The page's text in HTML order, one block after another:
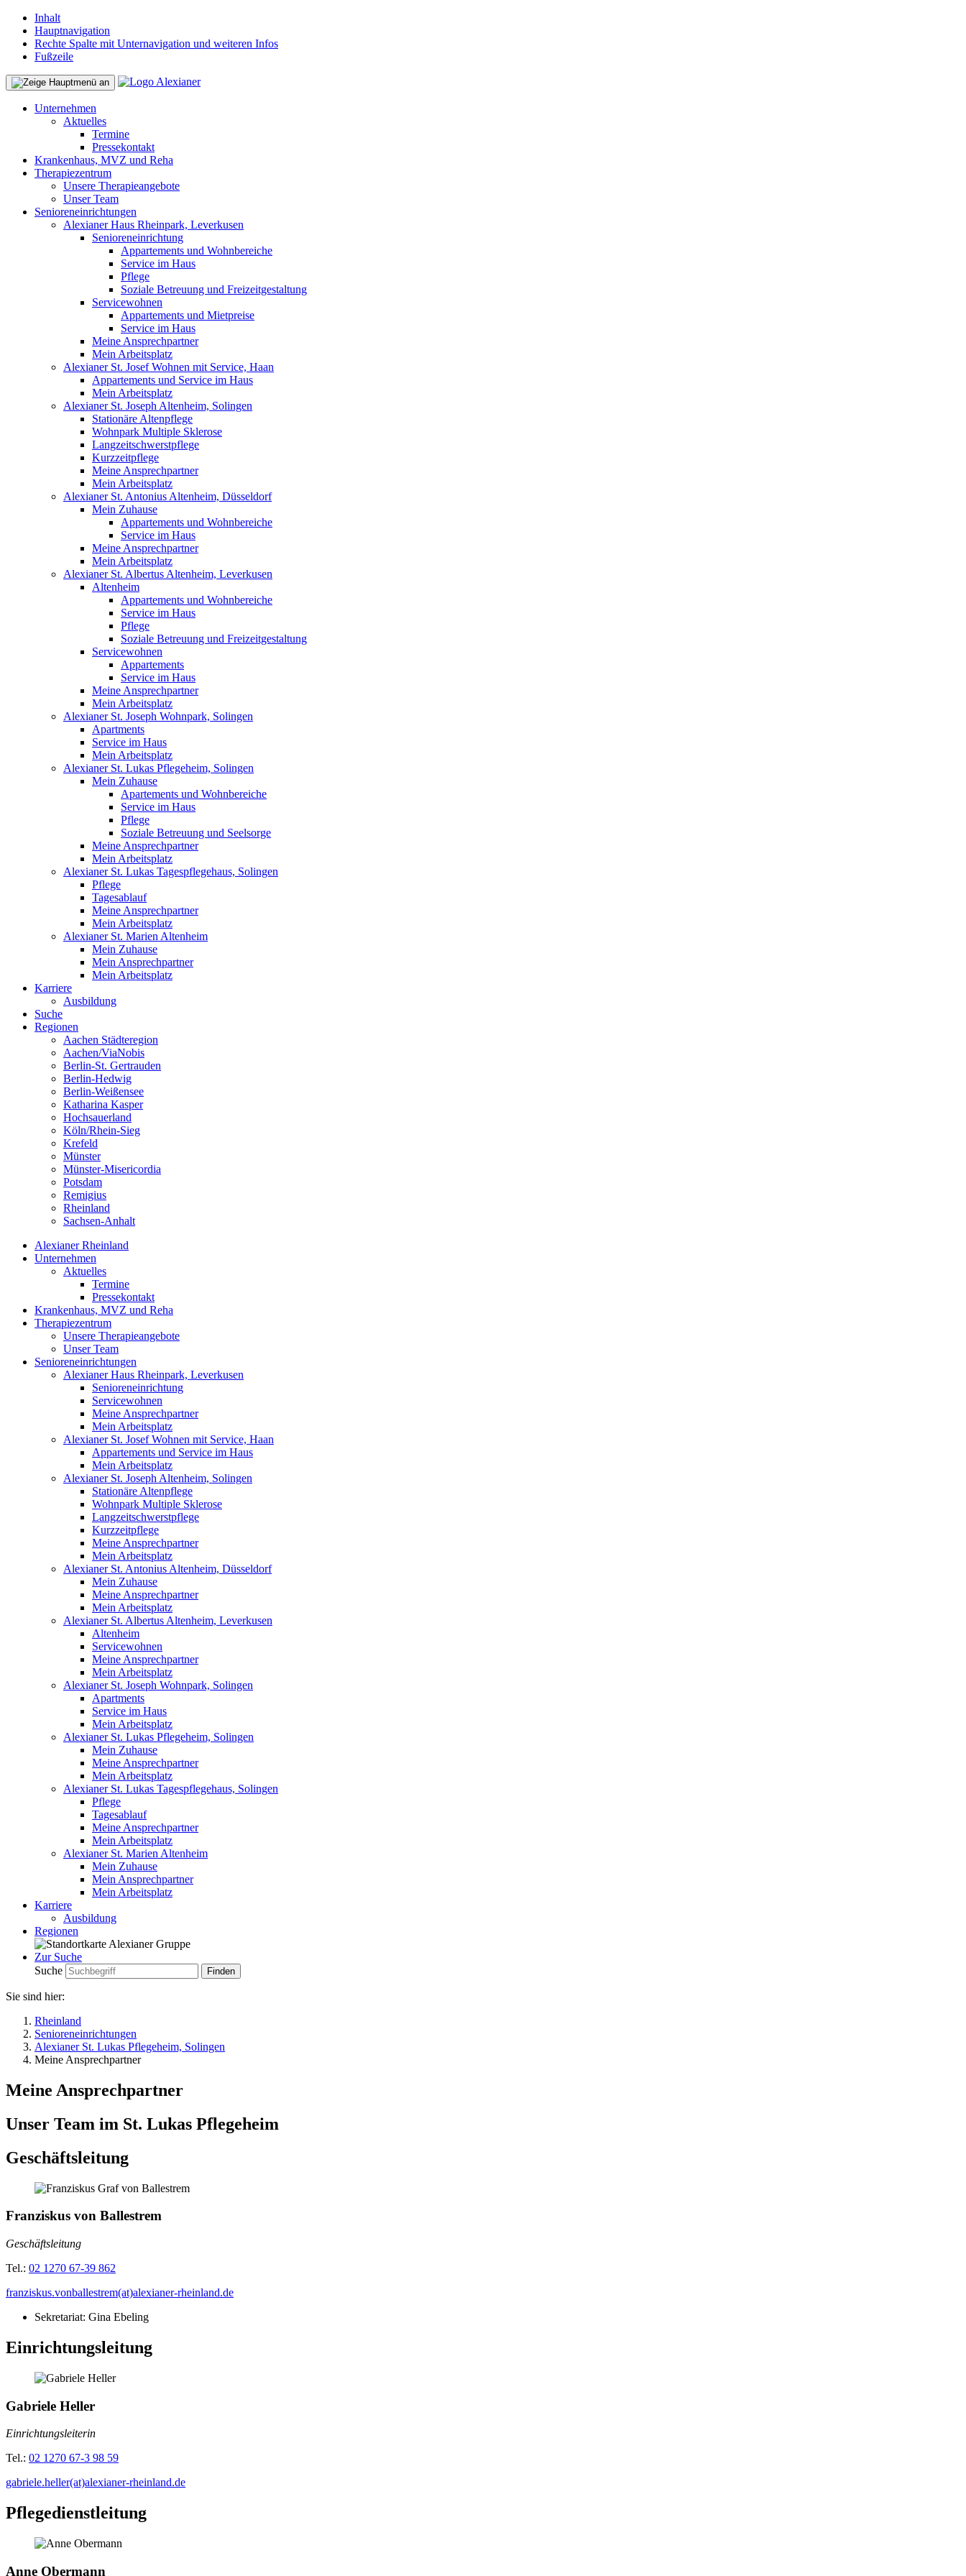
Inhalt
Hauptnavigation
Rechte Spalte mit Unternavigation und weiteren Infos
Fußzeile
Unternehmen
Aktuelles
Termine
Pressekontakt
Krankenhaus, MVZ und Reha
Therapiezentrum
Unsere Therapieangebote
Unser Team
Senioreneinrichtungen
Alexianer Haus Rheinpark, Leverkusen
Senioreneinrichtung
Appartements und Wohnbereiche
Service im Haus
Pflege
Soziale Betreuung und Freizeitgestaltung
Servicewohnen
Appartements und Mietpreise
Service im Haus
Meine Ansprechpartner
Mein Arbeitsplatz
Alexianer St. Josef Wohnen mit Service, Haan
Appartements und Service im Haus
Mein Arbeitsplatz
Alexianer St. Joseph Altenheim, Solingen
Stationäre Altenpflege
Wohnpark Multiple Sklerose
Langzeitschwerstpflege
Kurzzeitpflege
Meine Ansprechpartner
Mein Arbeitsplatz
Alexianer St. Antonius Altenheim, Düsseldorf
Mein Zuhause
Appartements und Wohnbereiche
Service im Haus
Meine Ansprechpartner
Mein Arbeitsplatz
Alexianer St. Albertus Altenheim, Leverkusen
Altenheim
Appartements und Wohnbereiche
Service im Haus
Pflege
Soziale Betreuung und Freizeitgestaltung
Servicewohnen
Appartements
Service im Haus
Meine Ansprechpartner
Mein Arbeitsplatz
Alexianer St. Joseph Wohnpark, Solingen
Apartments
Service im Haus
Mein Arbeitsplatz
Alexianer St. Lukas Pflegeheim, Solingen
Mein Zuhause
Apartements und Wohnbereiche
Service im Haus
Pflege
Soziale Betreuung und Seelsorge
Meine Ansprechpartner
Mein Arbeitsplatz
Alexianer St. Lukas Tagespflegehaus, Solingen
Pflege
Tagesablauf
Meine Ansprechpartner
Mein Arbeitsplatz
Alexianer St. Marien Altenheim
Mein Zuhause
Mein Ansprechpartner
Mein Arbeitsplatz
Karriere
Ausbildung
Suche
Regionen
Aachen Städteregion
Aachen/ViaNobis
Berlin-St. Gertrauden
Berlin-Hedwig
Berlin-Weißensee
Katharina Kasper
Hochsauerland
Köln/Rhein-Sieg
Krefeld
Münster
Münster-Misericordia
Potsdam
Remigius
Rheinland
Sachsen-Anhalt
Alexianer Rheinland
Unternehmen
Aktuelles
Termine
Pressekontakt
Krankenhaus, MVZ und Reha
Therapiezentrum
Unsere Therapieangebote
Unser Team
Senioreneinrichtungen
Alexianer Haus Rheinpark, Leverkusen
Senioreneinrichtung
Servicewohnen
Meine Ansprechpartner
Mein Arbeitsplatz
Alexianer St. Josef Wohnen mit Service, Haan
Appartements und Service im Haus
Mein Arbeitsplatz
Alexianer St. Joseph Altenheim, Solingen
Stationäre Altenpflege
Wohnpark Multiple Sklerose
Langzeitschwerstpflege
Kurzzeitpflege
Meine Ansprechpartner
Mein Arbeitsplatz
Alexianer St. Antonius Altenheim, Düsseldorf
Mein Zuhause
Meine Ansprechpartner
Mein Arbeitsplatz
Alexianer St. Albertus Altenheim, Leverkusen
Altenheim
Servicewohnen
Meine Ansprechpartner
Mein Arbeitsplatz
Alexianer St. Joseph Wohnpark, Solingen
Apartments
Service im Haus
Mein Arbeitsplatz
Alexianer St. Lukas Pflegeheim, Solingen
Mein Zuhause
Meine Ansprechpartner
Mein Arbeitsplatz
Alexianer St. Lukas Tagespflegehaus, Solingen
Pflege
Tagesablauf
Meine Ansprechpartner
Mein Arbeitsplatz
Alexianer St. Marien Altenheim
Mein Zuhause
Mein Ansprechpartner
Mein Arbeitsplatz
Karriere
Ausbildung
Regionen
Zur Suche
Suche
Sie sind hier:
Rheinland
Senioreneinrichtungen
Alexianer St. Lukas Pflegeheim, Solingen
Meine Ansprechpartner
Meine Ansprechpartner
Unser Team im St. Lukas Pflegeheim
Geschäftsleitung
Franziskus von Ballestrem
Geschäftsleitung
Tel.: 02 1270 67-39 862
franziskus.vonballestrem(at)alexianer-rheinland.de
Sekretariat: Gina Ebeling
Einrichtungsleitung
Gabriele Heller
Einrichtungsleiterin
Tel.: 02 1270 67-3 98 59
gabriele.heller(at)alexianer-rheinland.de
Pflegedienstleitung
Anne Obermann